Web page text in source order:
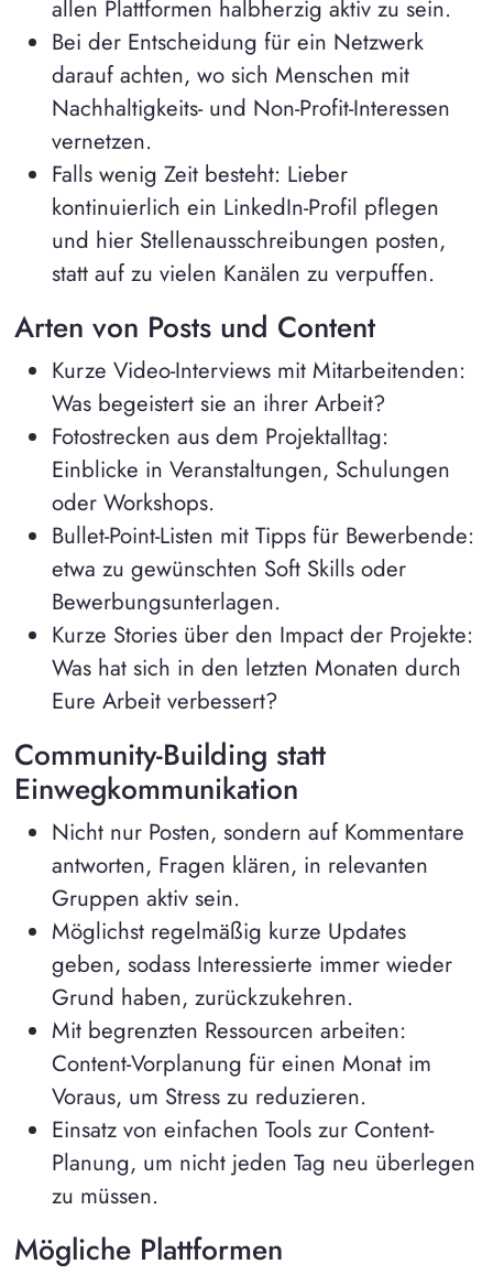
allen Plattformen halbherzig aktiv zu sein.
Bei der Entscheidung für ein Netzwerk
darauf achten, wo sich Menschen mit
Nachhaltigkeits- und Non-Profit-Interessen
vernetzen.
Falls wenig Zeit besteht: Lieber
kontinuierlich ein LinkedIn-Profil pflegen
und hier Stellenausschreibungen posten,
statt auf zu vielen Kanälen zu verpuffen.
Arten von Posts und Content
Kurze Video-Interviews mit Mitarbeitenden:
Was begeistert sie an ihrer Arbeit?
Fotostrecken aus dem Projektalltag:
Einblicke in Veranstaltungen, Schulungen
oder Workshops.
Bullet-Point-Listen mit Tipps für Bewerbende:
etwa zu gewünschten Soft Skills oder
Bewerbungsunterlagen.
Kurze Stories über den Impact der Projekte:
Was hat sich in den letzten Monaten durch
Eure Arbeit verbessert?
Community-Building statt
Einwegkommunikation
Nicht nur Posten, sondern auf Kommentare
antworten, Fragen klären, in relevanten
Gruppen aktiv sein.
Möglichst regelmäßig kurze Updates
geben, sodass Interessierte immer wieder
Grund haben, zurückzukehren.
Mit begrenzten Ressourcen arbeiten:
Content-Vorplanung für einen Monat im
Voraus, um Stress zu reduzieren.
Einsatz von einfachen Tools zur Content-
Planung, um nicht jeden Tag neu überlegen
zu müssen.
Mögliche Plattformen